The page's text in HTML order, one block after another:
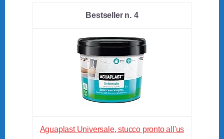
4
Aguaplast Universale, stucco pronto all'us